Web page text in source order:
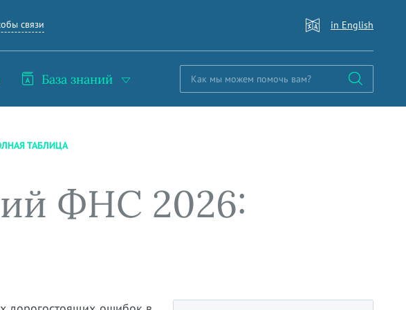
связи in English
База знаний
ТАБЛИЦА
ФНС 2026: